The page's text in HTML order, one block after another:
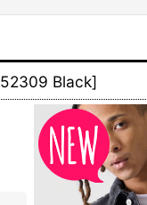
Black]